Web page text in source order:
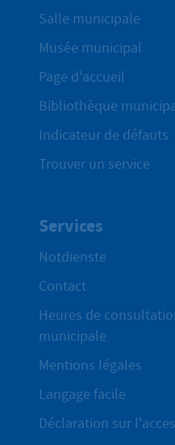
Salle municipale
Musée municipal
Page d'accueil
Bibliothèque
Indicateur de défauts
Trouver un service
Services
Notdienste
Contact
Heures de
municipale
Mentions légales
Langage facile
Déclaration sur